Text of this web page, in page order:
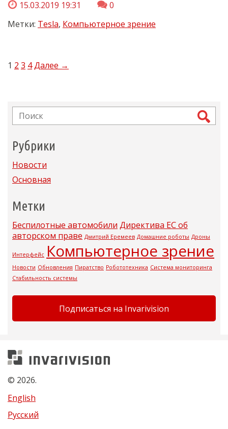
15.03.2019 19:31
0
Метки: Tesla, Компьютерное зрение
1 2 3 4Далее →
Рубрики
Новости
Основная
Метки
Беспилотные автомобили Директива ЕС об
авторском праве Дмитрий Еремеев Домашние роботы Дроны
Интерфейс Компьютерное зрение
Новости Обновления Пиратство Робототехника Система мониторинга
Стабильность системы
Подписаться на Invarivision
© 2026.
English
Русский